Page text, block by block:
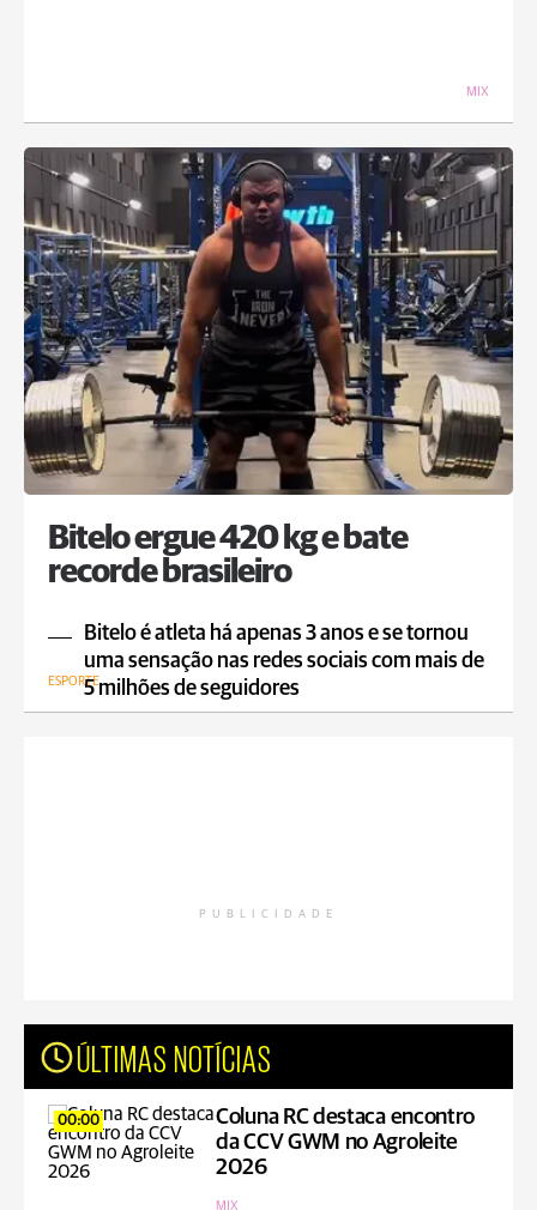
MIX
Bitelo ergue 420 kg e bate
recorde brasileiro
Bitelo é atleta há apenas 3 anos e se tornou
uma sensação nas redes sociais com mais de
5 milhões de seguidores
ESPORTE
PUBLICIDADE
ÚLTIMAS NOTÍCIAS
00:00
Coluna RC destaca encontro
da CCV GWM no Agroleite
2026
MIX